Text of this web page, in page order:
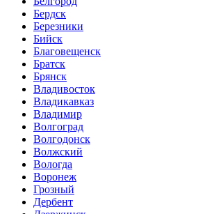
Бердск
Березники
Бийск
Благовещенск
Братск
Брянск
Владивосток
Владикавказ
Владимир
Волгоград
Волгодонск
Волжский
Вологда
Воронеж
Грозный
Дербент